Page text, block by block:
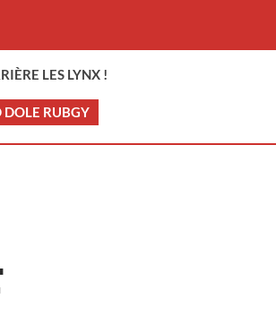
LES LYNX !
DOLE RUBGY